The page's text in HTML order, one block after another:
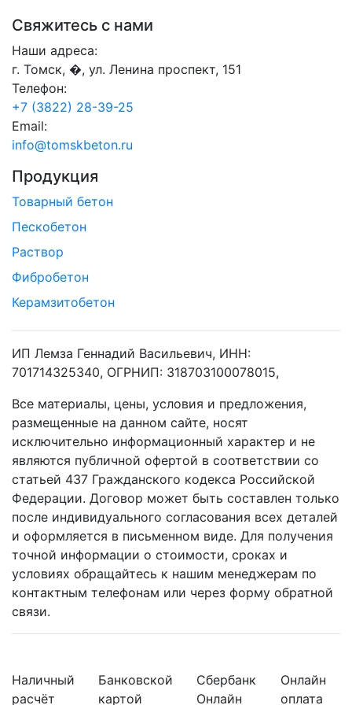
Свяжитесь с нами
Наши адреса:
г. Томск, �, ул. Ленина проспект, 151
Телефон:
+7 (3822) 28-39-25
Email:
info@tomskbeton.ru
Продукция
Товарный бетон
Пескобетон
Раствор
Фибробетон
Керамзитобетон
ИП Лемза Геннадий Васильевич, ИНН:
701714325340, ОГРНИП: 318703100078015,
Все материалы, цены, условия и предложения,
размещенные на данном сайте, носят
исключительно информационный характер и не
являются публичной офертой в соответствии со
статьей 437 Гражданского кодекса Российской
Федерации. Договор может быть составлен только
после индивидуального согласования всех деталей
и оформляется в письменном виде. Для получения
точной информации о стоимости, сроках и
условиях обращайтесь к нашим менеджерам по
контактным телефонам или через форму обратной
связи.
Наличный
расчёт
Банковской
картой
Сбербанк
Онлайн
Онлайн
оплата